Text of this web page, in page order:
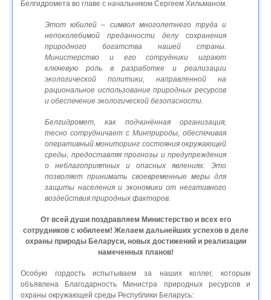
Белгидромета во главе с начальником Сергеем Хильманом.
Этот юбилей – символ многолетнего труда и
непоколебимой преданности делу сохранения
природного богатства нашей страны.
Министерство и его сотрудники играют
ключевую роль в разработке и реализации
экологической политики, направленной на
рациональное использование природных ресурсов
и обеспечение экологической безопасности.
Белгидромет, как подчинённая организация,
тесно сотрудничает с Минприроды, обеспечивая
оперативный мониторинг состояния окружающей
среды, предоставляя прогнозы и предупреждения
о неблагоприятных и опасных явлениях. Это
позволяет принимать своевременные меры для
защиты населения и экономики от негативного
воздействия природных факторов.
От всей души поздравляем Министерство и всех его
сотрудников с юбилеем! Желаем дальнейших успехов в деле
охраны природы Беларуси, новых достижений и реализации
намеченных планов!
Особую гордость испытываем за наших коллег, которым
объявлена Благодарность Министра природных ресурсов и
охраны окружающей среды Республики Беларусь: